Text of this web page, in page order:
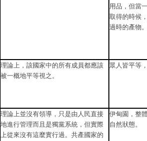
用品，但當
取得的時候
過時的產物
理論上，該國家中的所有成員都應該
被一概地平等視之。
眾人皆平等
理論上並沒有領導，只是由人民直接
地進行管理而且是獨黨系統，但實際
上從來沒有這麼實行過。共產國家的
伊甸園，整
自然狀態。